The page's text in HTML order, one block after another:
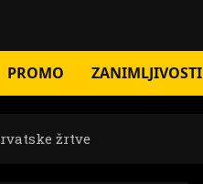
PROMO ZANIMLJIVOSTI
žrtve